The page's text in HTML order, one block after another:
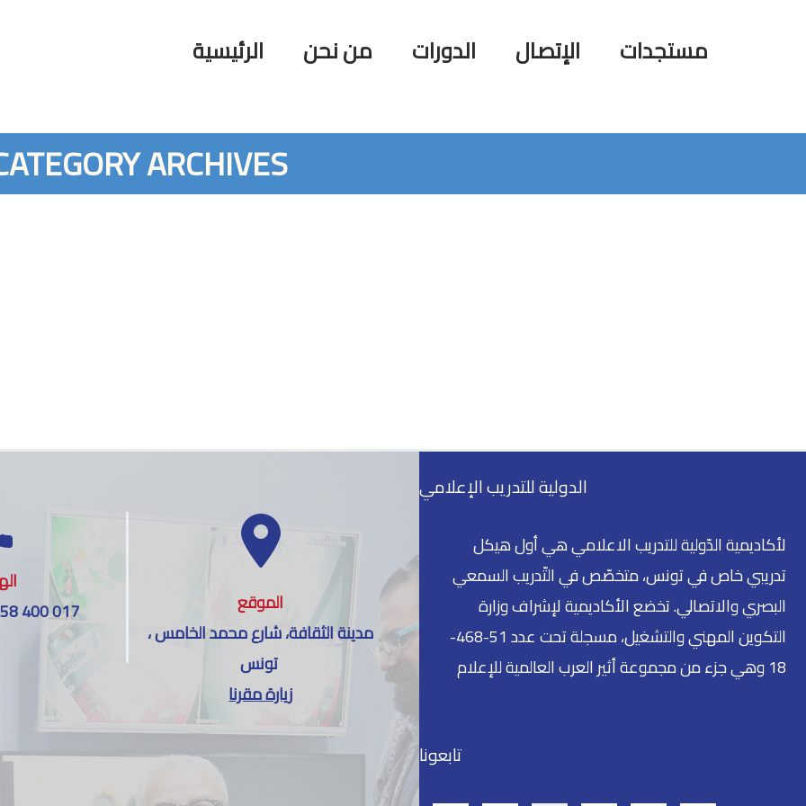
الرئيسية من نحن الدورات الإتصال مستجدات
ARCHIVES
400 017
الموقع
مدينة الثقافة، شارع محمد الخامس ،
تونس
زيارة مقرنا
الدولية للتدريب الإعلامي
لأكاديمية الدّولية للتدريب الاعلامي هي أول هيكل
تدريبي خاص في تونس، متخصّص في التّدريب السمعي
البصري والاتصالي. تخضع الأكاديمية لإشراف وزارة
التكوين المهني والتشغيل، مسجلة تحت عدد 51-468-
18 وهي جزء من مجموعة أثير العرب العالمية للإعلام
تابعونا